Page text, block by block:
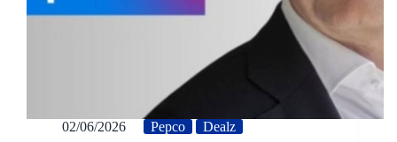
02/06/2026 Pepco Dealz